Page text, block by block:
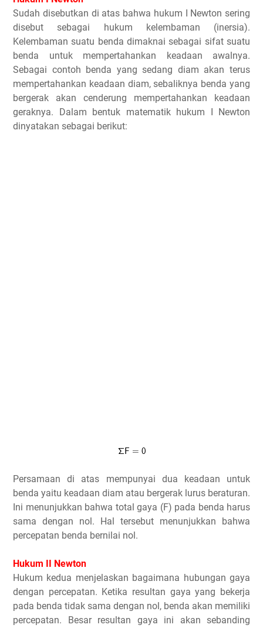
Sudah disebutkan di atas bahwa hukum I Newton sering
disebut sebagai hukum kelembaman (inersia).
Kelembaman suatu benda dimaknai sebagai sifat suatu
benda untuk mempertahankan keadaan awalnya.
Sebagai contoh benda yang sedang diam akan terus
mempertahankan keadaan diam, sebaliknya benda yang
bergerak akan cenderung mempertahankan keadaan
geraknya. Dalam bentuk matematik hukum I Newton
dinyatakan sebagai berikut:
Persamaan di atas mempunyai dua keadaan untuk
benda yaitu keadaan diam atau bergerak lurus beraturan.
Ini menunjukkan bahwa total gaya (F) pada benda harus
sama dengan nol. Hal tersebut menunjukkan bahwa
percepatan benda bernilai nol.
Hukum II Newton
Hukum kedua menjelaskan bagaimana hubungan gaya
dengan percepatan. Ketika resultan gaya yang bekerja
pada benda tidak sama dengan nol, benda akan memiliki
percepatan. Besar resultan gaya ini akan sebanding